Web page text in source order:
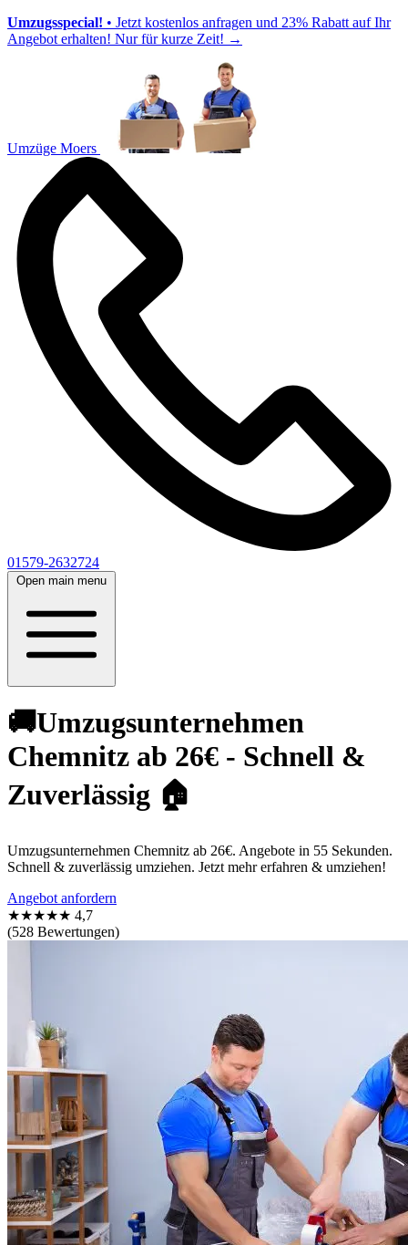
Umzugsspecial! • Jetzt kostenlos anfragen und 23% Rabatt auf Ihr
Angebot erhalten! Nur für kurze Zeit! →
Umzüge Moers
01579-2632724
Open main menu
🚚Umzugsunternehmen
Chemnitz ab 26€ - Schnell &
Zuverlässig 🏠
Umzugsunternehmen Chemnitz ab 26€. Angebote in 55 Sekunden.
Schnell & zuverlässig umziehen. Jetzt mehr erfahren & umziehen!
Angebot anfordern
★★★★★ 4,7
(528 Bewertungen)